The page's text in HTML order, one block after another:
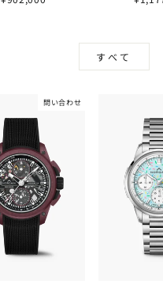
すべて
問い合わせ